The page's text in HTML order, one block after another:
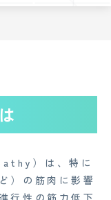
）は、特に
）の筋肉に影響
行性の筋力低下